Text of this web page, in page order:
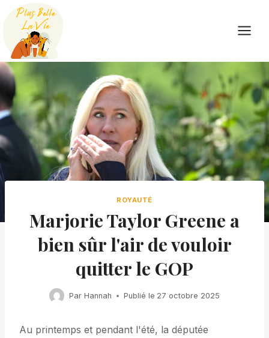
Skip
content
ROYAUTÉ
Marjorie Taylor Greene a
bien sûr l'air de vouloir
quitter le GOP
Par Hannah Publié le 27 octobre 2025
Au printemps et pendant l'été, la députée